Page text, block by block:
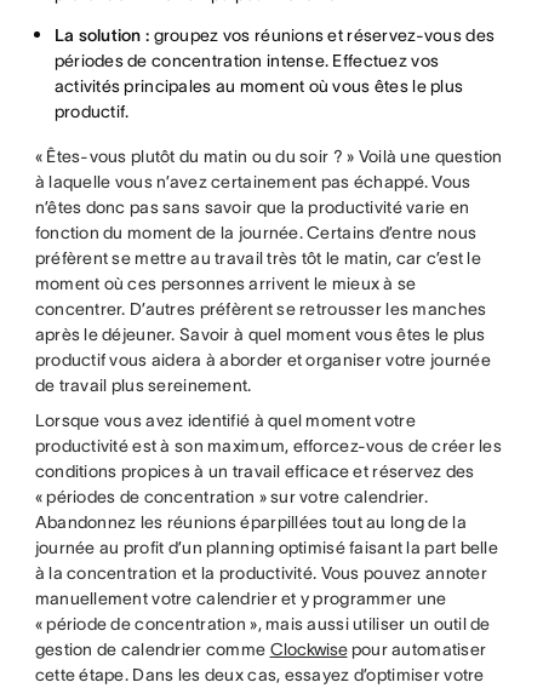
La solution : groupez vos réunions et réservez-vous des
périodes de concentration intense. Effectuez vos
activités principales au moment où vous êtes le plus
productif.
« Êtes-vous plutôt du matin ou du soir ? » Voilà une question
à laquelle vous n’avez certainement pas échappé. Vous
n’êtes donc pas sans savoir que la productivité varie en
fonction du moment de la journée. Certains d’entre nous
préfèrent se mettre au travail très tôt le matin, car c’est le
moment où ces personnes arrivent le mieux à se
concentrer. D’autres préfèrent se retrousser les manches
après le déjeuner. Savoir à quel moment vous êtes le plus
productif vous aidera à aborder et organiser votre journée
de travail plus sereinement.
Lorsque vous avez identifié à quel moment votre
productivité est à son maximum, efforcez-vous de créer les
conditions propices à un travail efficace et réservez des
« périodes de concentration » sur votre calendrier.
Abandonnez les réunions éparpillées tout au long de la
journée au profit d’un planning optimisé faisant la part belle
à la concentration et la productivité. Vous pouvez annoter
manuellement votre calendrier et y programmer une
« période de concentration », mais aussi utiliser un outil de
gestion de calendrier comme Clockwisepour automatiser
cette étape. Dans les deux cas, essayez d’optimiser votre